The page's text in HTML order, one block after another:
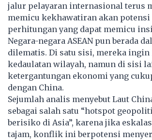
jalur pelayaran internasional terus
memicu kekhawatiran akan potensi
perhitungan yang dapat memicu
Negara-negara ASEAN pun berada
dilematis. Di satu sisi, mereka ingin
kedaulatan wilayah, namun di sisi
ketergantungan ekonomi yang
dengan China.
Sejumlah analis menyebut Laut
sebagai salah satu “hotspot
berisiko di Asia”, karena jika
tajam, konflik ini berpotensi